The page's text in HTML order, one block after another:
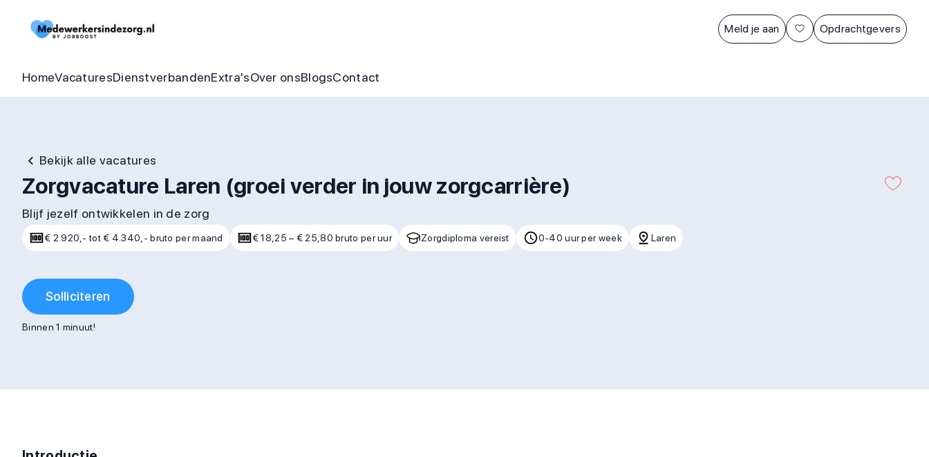
Meld je aan Opdrachtgevers
HomeVacatures
Begeleider vacatures
Thuishulp vacatures
Dienstverbanden
Detachering
In dienst zorgorganisatie
Extra's
Aandraagbonus
Over ons
Trainingen & cursussen
BlogsContact
Bekijk alle vacatures
Zorgvacature Laren (groei verder in jouw zorgcarrière)
Blijf jezelf ontwikkelen in de zorg
€ 2.920,- tot € 4.340,- bruto per maand € 18,25 – € 25,80 bruto per uur Zorgdiploma vereist 0-40 uur per week Laren
Solliciteren
Binnen 1 minuut!